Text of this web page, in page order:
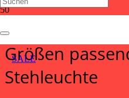
SALE
Coole
Größen
Stehleuchte